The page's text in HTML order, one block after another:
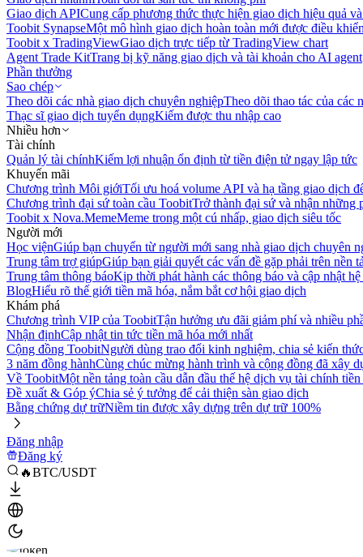
Giao dịch APICung cấp phương thức thực hiện giao dịch hiệu quả
Toobit SynapseMột mô hình giao dịch hoàn toàn mới được điều
Toobit x TradingViewGiao dịch trực tiếp từ TradingView chart
Agent Trade KitTrang bị kỹ năng giao dịch và tài khoản cho AI agent
Phần thưởng
Sao chép
Theo dõi các nhà giao dịch chuyên nghiệpTheo dõi thao tác của các
Thạc sĩ giao dịch tuyển dụngKiếm được thu nhập cao
Nhiều hơn
Tài chính
Quản lý tài chínhKiếm lợi nhuận ổn định từ tiền điện tử ngay lập tức
Khuyến mãi
Chương trình Môi giớiTối ưu hoá volume API và hạ tầng giao dịch
Chương trình đại sứ toàn cầu ToobitTrở thành đại sứ và nhận những
Toobit x Nova.MemeMeme trong một cú nhấp, giao dịch siêu tốc
Người mới
Học việnGiúp bạn chuyển từ người mới sang nhà giao dịch chuyên
Trung tâm trợ giúpGiúp bạn giải quyết các vấn đề gặp phải trên nền
Trung tâm thông báoKịp thời phát hành các thông báo và cập nhật
BlogHiểu rõ thế giới tiền mã hóa, nắm bắt cơ hội giao dịch
Khám phá
Chương trình VIP của ToobitTận hưởng ưu đãi giảm phí và nhiều
Nhận địnhCập nhật tin tức tiền mã hóa mới nhất
Cộng đồng ToobitNgười dùng trao đổi kinh nghiệm, chia sẻ kiến
3 năm đồng hànhCùng chúc mừng hành trình và cộng đồng đã xây
Về ToobitMột nền tảng toàn cầu dẫn đầu thế hệ dịch vụ tài chính
Đề xuất & Góp ýChia sẻ ý tưởng để cải thiện sàn giao dịch
Bằng chứng dự trữNiềm tin được xây dựng trên dự trữ 100%
Đăng nhập
Đăng ký
🔥BTC/USDT